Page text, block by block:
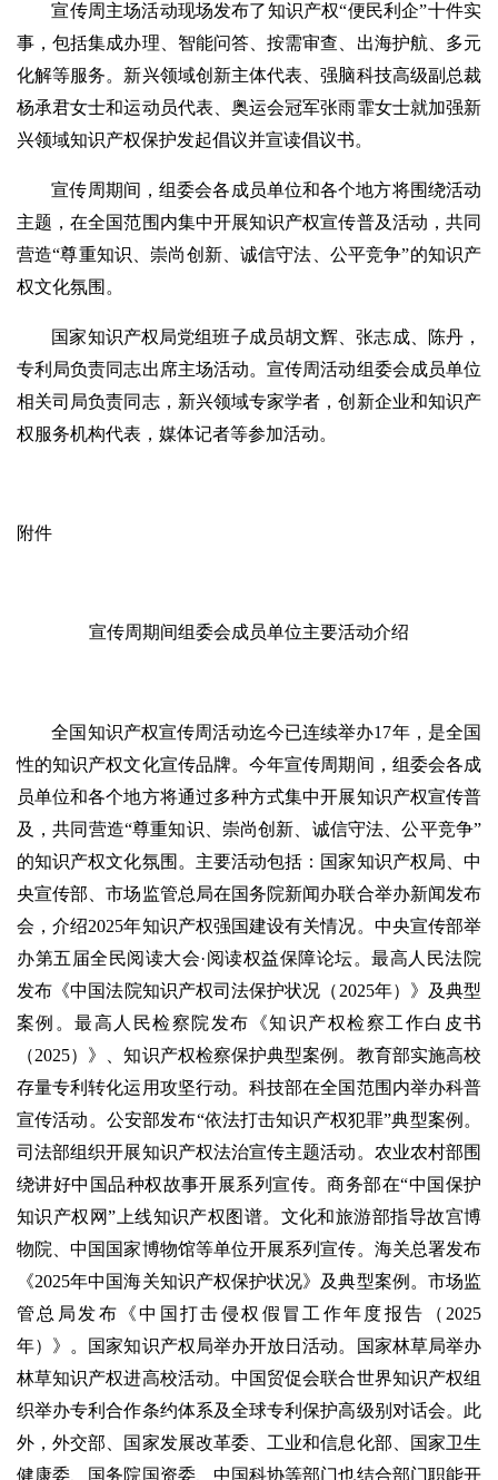
宣传周主场活动现场发布了知识产权“便民利企”十件实
事，包括集成办理、智能问答、按需审查、出海护航、多元
化解等服务。新兴领域创新主体代表、强脑科技高级副总裁
杨承君女士和运动员代表、奥运会冠军张雨霏女士就加强新
兴领域知识产权保护发起倡议并宣读倡议书。
宣传周期间，组委会各成员单位和各个地方将围绕活动
主题，在全国范围内集中开展知识产权宣传普及活动，共同
营造“尊重知识、崇尚创新、诚信守法、公平竞争”的知识产
权文化氛围。
国家知识产权局党组班子成员胡文辉、张志成、陈丹，
专利局负责同志出席主场活动。宣传周活动组委会成员单位
相关司局负责同志，新兴领域专家学者，创新企业和知识产
权服务机构代表，媒体记者等参加活动。
附件
宣传周期间组委会成员单位主要活动介绍
全国知识产权宣传周活动迄今已连续举办17年，是全国
性的知识产权文化宣传品牌。今年宣传周期间，组委会各成
员单位和各个地方将通过多种方式集中开展知识产权宣传普
及，共同营造“尊重知识、崇尚创新、诚信守法、公平竞争”
的知识产权文化氛围。主要活动包括：国家知识产权局、中
央宣传部、市场监管总局在国务院新闻办联合举办新闻发布
会，介绍2025年知识产权强国建设有关情况。中央宣传部举
办第五届全民阅读大会·阅读权益保障论坛。最高人民法院
发布《中国法院知识产权司法保护状况（2025年）》及典型
案例。最高人民检察院发布《知识产权检察工作白皮书
（2025）》、知识产权检察保护典型案例。教育部实施高校
存量专利转化运用攻坚行动。科技部在全国范围内举办科普
宣传活动。公安部发布“依法打击知识产权犯罪”典型案例。
司法部组织开展知识产权法治宣传主题活动。农业农村部围
绕讲好中国品种权故事开展系列宣传。商务部在“中国保护
知识产权网”上线知识产权图谱。文化和旅游部指导故宫博
物院、中国国家博物馆等单位开展系列宣传。海关总署发布
《2025年中国海关知识产权保护状况》及典型案例。市场监
管总局发布《中国打击侵权假冒工作年度报告（2025
年）》。国家知识产权局举办开放日活动。国家林草局举办
林草知识产权进高校活动。中国贸促会联合世界知识产权组
织举办专利合作条约体系及全球专利保护高级别对话会。此
外，外交部、国家发展改革委、工业和信息化部、国家卫生
健康委、国务院国资委、中国科协等部门也结合部门职能开